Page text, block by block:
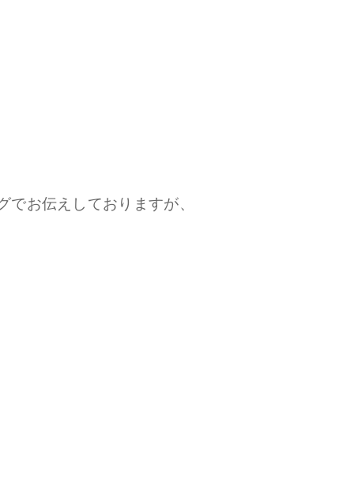
お伝えしておりますが、